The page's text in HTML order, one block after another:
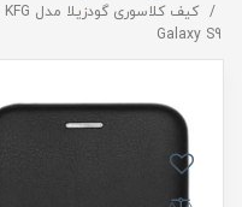
Galaxy S9